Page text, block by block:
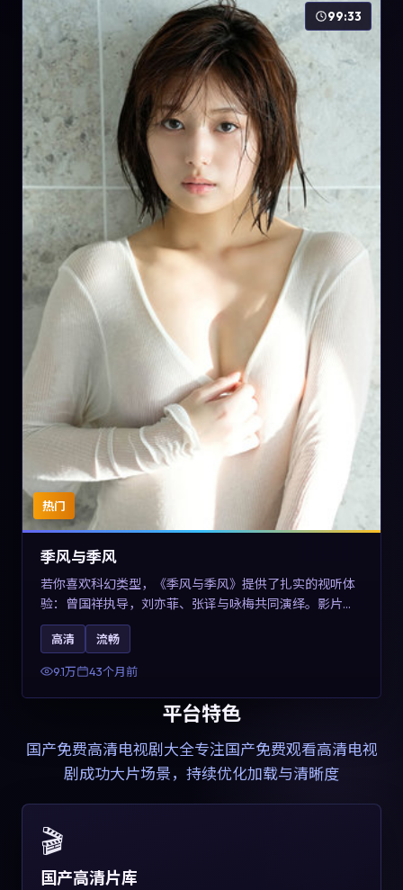
热门
99:33
季风与季风
若你喜欢科幻类型，《季风与季风》提供了扎实的视听体
验：曾国祥执导，刘亦菲、张译与咏梅共同演绎。影片
2023年于西班牙上映，内容在有限空间内完成高密度的戏
剧冲突，关键词包含高清流畅、人物关系与情节反转，适
合检索「2023科幻」「西班牙电影」的用户。
高清 流畅
9.1万 43个月前
平台特色
国产免费高清电视剧大全专注国产免费观看高清电视
剧成功大片场景，持续优化加载与清晰度
🎬
国产高清片库